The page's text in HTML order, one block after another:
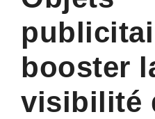
booster
visibilité